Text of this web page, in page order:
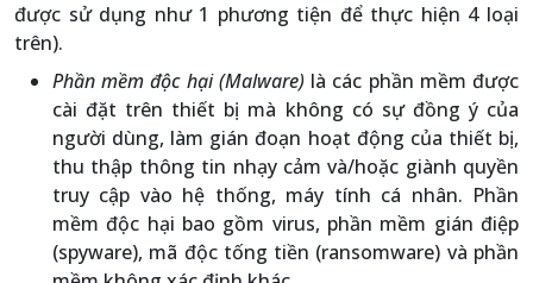
được sử dụng như 1 phương tiện để thực hiện 4 loại
trên).
Phần mềm độc hại (Malware) là các phần mềm được
cài đặt trên thiết bị mà không có sự đồng ý của
người dùng, làm gián đoạn hoạt động của thiết bị,
thu thập thông tin nhạy cảm và/hoặc giành quyền
truy cập vào hệ thống, máy tính cá nhân. Phần
mềm độc hại bao gồm virus, phần mềm gián điệp
(spyware), mã độc tống tiền (ransomware) và phần